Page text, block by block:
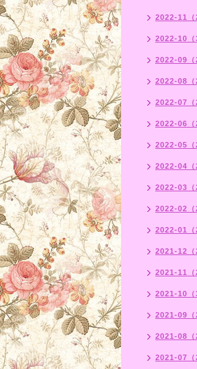
2022-11（
2022-10（
2022-09（
2022-08（
2022-07（
2022-06（
2022-05（
2022-04（
2022-03（
2022-02（
2022-01（
2021-12（
2021-11（
2021-10（
2021-09（
2021-08（
2021-07（